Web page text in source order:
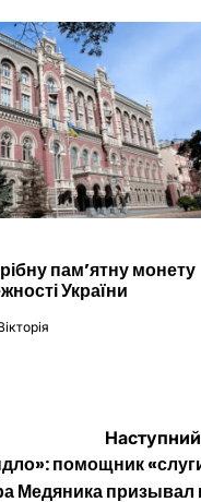
пам’ятну монету
України
помощник
Медяника призывал